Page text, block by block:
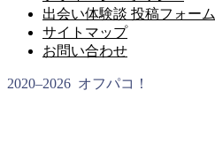
出会い体験談 投稿フォーム
サイトマップ
お問い合わせ
2020–2026 オフパコ！